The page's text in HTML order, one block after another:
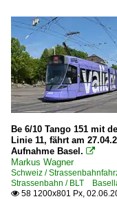
Be 6/10 Tango 151 mit
Linie 11, fährt am
Aufnahme Basel. 
Markus Wagner
Schweiz /
Strassenbahn / BLT
 58 1200x801 Px,